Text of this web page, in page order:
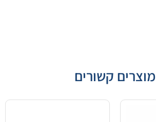
מוצרים קשורים